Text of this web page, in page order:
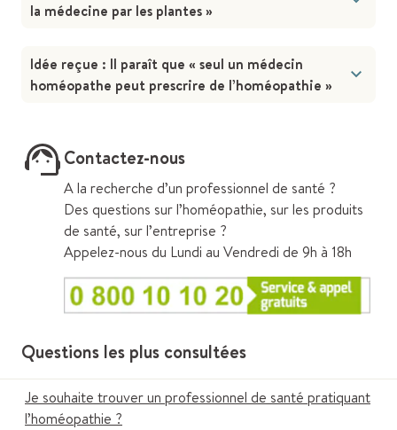
la médecine par les plantes »
Idée reçue : Il paraît que « seul un médecin
homéopathe peut prescrire de l’homéopathie »
Contactez-nous
A la recherche d’un professionnel de santé ?
Des questions sur l’homéopathie, sur les produits
de santé, sur l’entreprise ?
Appelez-nous du Lundi au Vendredi de 9h à 18h
Questions les plus consultées
Je souhaite trouver un professionnel de santé pratiquant
l’homéopathie ?